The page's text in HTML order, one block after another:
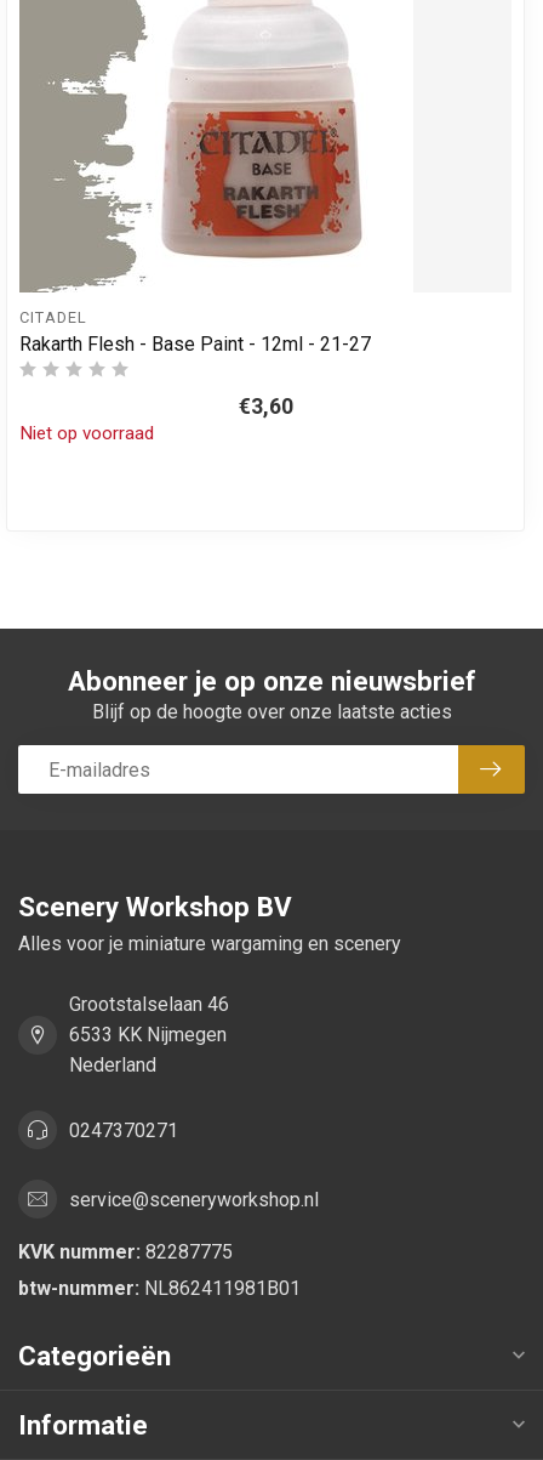
CITADEL
Rakarth Flesh - Base Paint - 12ml - 21-27
€3,60
Niet op voorraad
Abonneer je op onze nieuwsbrief
Blijf op de hoogte over onze laatste acties
Scenery Workshop BV
Alles voor je miniature wargaming en scenery
Grootstalselaan 46
6533 KK Nijmegen
Nederland
0247370271
service@sceneryworkshop.nl
KVK nummer: 82287775
btw-nummer: NL862411981B01
Categorieën
Informatie